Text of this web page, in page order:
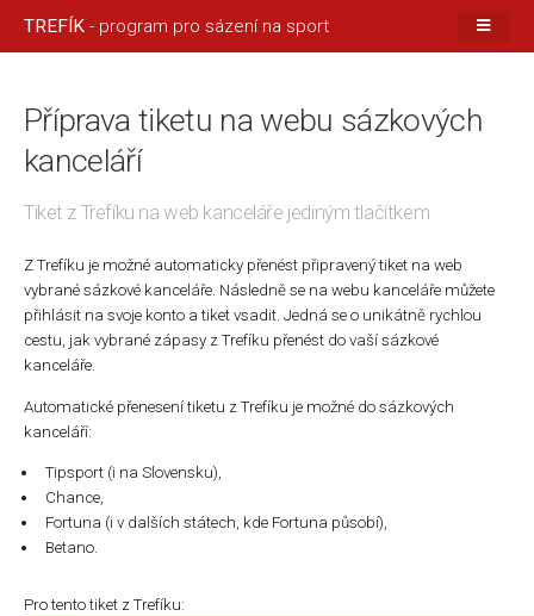
TREFÍK - program pro sázení na sport
Příprava tiketu na webu sázkových
kanceláří
Tiket z Trefíku na web kanceláře jediným tlačítkem
Z Trefíku je možné automaticky přenést připravený tiket na web
vybrané sázkové kanceláře. Následně se na webu kanceláře můžete
přihlásit na svoje konto a tiket vsadit. Jedná se o unikátně rychlou
cestu, jak vybrané zápasy z Trefíku přenést do vaší sázkové
kanceláře.
Automatické přenesení tiketu z Trefíku je možné do sázkových
kanceláří:
Tipsport (i na Slovensku),
Chance,
Fortuna (i v dalších státech, kde Fortuna působí),
Betano.
Pro tento tiket z Trefíku: